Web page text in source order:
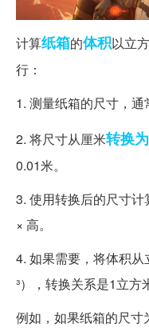
计算纸箱的体积以立
行：
1. 测量纸箱的尺寸，通
2. 将尺寸从厘米转换为
0.01米。
3. 使用转换后的尺寸
× 高。
4. 如果需要，将体积
³），转换关系是1立方
例如，如果纸箱的尺